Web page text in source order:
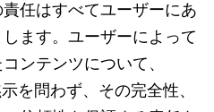
任はすべてユーザーにあ
ます。ユーザーによって
ンテンツについて、
を問わず、その完全性、